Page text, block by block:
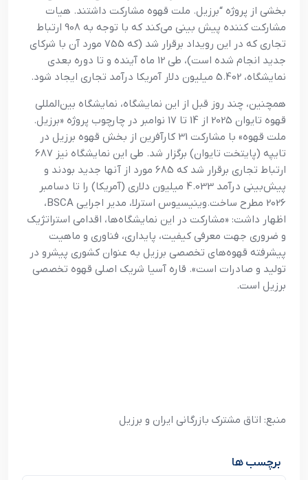
بخشی از پروژه “برزیل. ملت قهوه مشارکت داشتند. هیات
مشارکت کننده پیش بینی می‌کند که با توجه به 908 ارتباط
تجاری که در این رویداد برقرار شد (که 755 مورد آن با شرکای
جدید انجام شده است)، طی 12 ماه آینده و تا دوره بعدی
نمایشگاه، 5.402 میلیون دلار آمریکا درآمد تجاری ایجاد شود.
همچنین، چند روز قبل از این نمایشگاه، نمایشگاه بین‌المللی
قهوه تایوان 2025 از 14 تا 17 نوامبر در چارچوب پروژه «برزیل.
ملت قهوه» با مشارکت 31 کارآفرین از بخش قهوه برزیل در
تایپه (پایتخت تایوان) برگزار شد. طی این نمایشگاه نیز 687
ارتباط تجاری برقرار شد که 685 مورد از آنها جدید بودند و
پیش‌بینی درآمد 4.033 میلیون دلاری (آمریکا) را تا دسامبر
2026 مطرح ساخت.وینیسیوس استرلا، مدیر اجرایی BSCA،
اظهار داشت: «مشارکت در این نمایشگاه‌ها، اقدامی استراتژیک
و ضروری جهت معرفی کیفیت، پایداری، فناوری و ماهیت
پیشرفته قهوه‌های تخصصی برزیل به عنوان کشوری پیشرو در
تولید و صادرات است». قاره آسیا شریک اصلی قهوه تخصصی
برزیل است.
منبع: اتاق مشترک بازرگانی ایران و برزیل
برچسب ها